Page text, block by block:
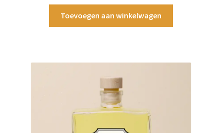
Toevoegen aan winkelwagen